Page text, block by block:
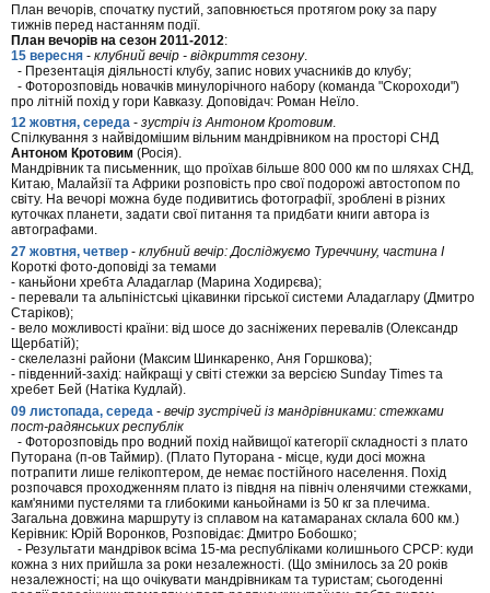
План вечорів, спочатку пустий, заповнюється протягом року за пару
тижнів перед настанням події.
План вечорів на сезон 2011-2012:
15 вересня - клубний вечір - відкриття сезону.
- Презентація діяльності клубу, запис нових учасників до клубу;
- Фоторозповідь новачків минулорічного набору (команда "Скороходи")
про літній похід у гори Кавказу. Доповідач: Роман Неїло.
12 жовтня, середа - зустріч із Антоном Кротовим.
Спілкування з найвідомішим вільним мандрівником на просторі СНД
Антоном Кротовим (Росія).
Мандрівник та письменник, що проїхав більше 800 000 км по шляхах СНД,
Китаю, Малайзії та Африки розповість про свої подорожі автостопом по
світу. На вечорі можна буде подивитись фотографії, зроблені в різних
куточках планети, задати свої питання та придбати книги автора із
автографами.
27 жовтня, четвер - клубний вечір: Досліджуємо Туреччину, частина I
Короткі фото-доповіді за темами
- каньйони хребта Аладаглар (Марина Ходирєва);
- перевали та альпіністські цікавинки гірської системи Аладаглару (Дмитро
Старіков);
- вело можливості країни: від шосе до засніжених перевалів (Олександр
Щербатій);
- скелелазні райони (Максим Шинкаренко, Аня Горшкова);
- південний-захід: найкращі у світі стежки за версією Sunday Times та
хребет Бей (Натіка Кудлай).
09 листопада, середа - вечір зустрічей із мандрівниками: стежками
пост-радянських республік
- Фоторозповідь про водний похід найвищої категорії складності з плато
Путорана (п-ов Таймир). (Плато Путорана - місце, куди досі можна
потрапити лише гелікоптером, де немає постійного населення. Похід
розпочався проходженням плато із півдня на північ оленячими стежками,
кам'яними пустелями та глибокими каньойнами із 50 кг за плечима.
Загальна довжина маршруту із сплавом на катамаранах склала 600 км.)
Керівник: Юрій Воронков, Розповідає: Дмитро Бобошко;
- Результати мандрівок всіма 15-ма республіками колишнього СРСР: куди
кожна з них прийшла за роки незалежності. (Що змінилось за 20 років
незалежності; на що очікувати мандрівникам та туристам; сьогоденні